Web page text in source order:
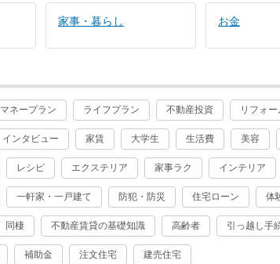
家事・暮らし お金
マネープラン ライフプラン 不動産投資 リフォ
インタビュー 家賃 大学生 生活費 美容
レシピ エクステリア 家事ラク インテリア
一軒家・一戸建て 防犯・防災 住宅ローン 体
同棲 不動産賃貸の基礎知識 高齢者 引っ越し手
補助金 注文住宅 建売住宅